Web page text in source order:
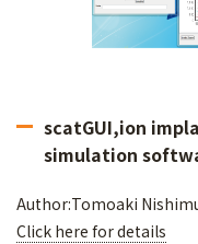
scatGUI,ion
simulation
Author:Tomoaki
Click here for details